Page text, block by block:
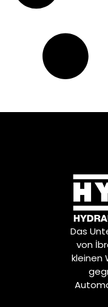
Das
von
kleinen